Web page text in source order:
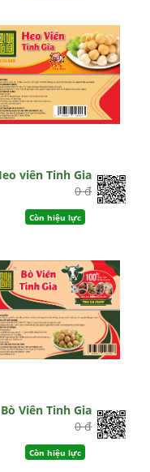
viên Tinh Gia
0 đ
Còn hiệu lực
Bò Viên Tinh Gia
0 đ
Còn hiệu lực